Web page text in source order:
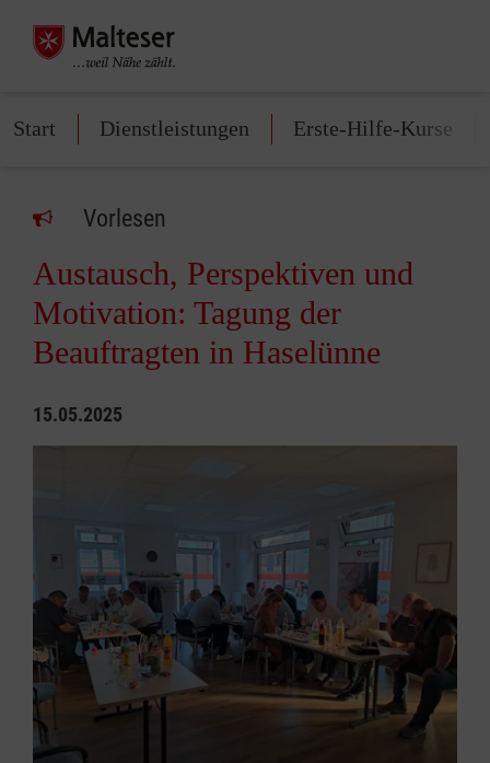
Start Dienstleistungen Erste-Hilfe-Kurse
Vorlesen
Austausch, Perspektiven und
Motivation: Tagung der
Beauftragten in Haselünne
15.05.2025